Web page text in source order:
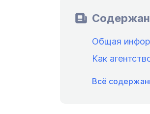
Общая
Как
Всё